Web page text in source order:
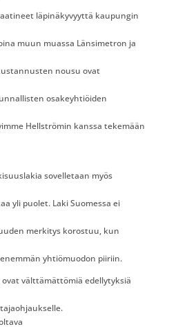
läpinäkyvyyttä kaupungin
muun muassa Länsimetron ja
nousu ovat
osakeyhtiöiden
Hellströmin kanssa tekemään
sovelletaan myös
yli puolet. Laki Suomessa ei
merkitys korostuu, kun
yhtiömuodon piiriin.
välttämättömiä edellytyksiä